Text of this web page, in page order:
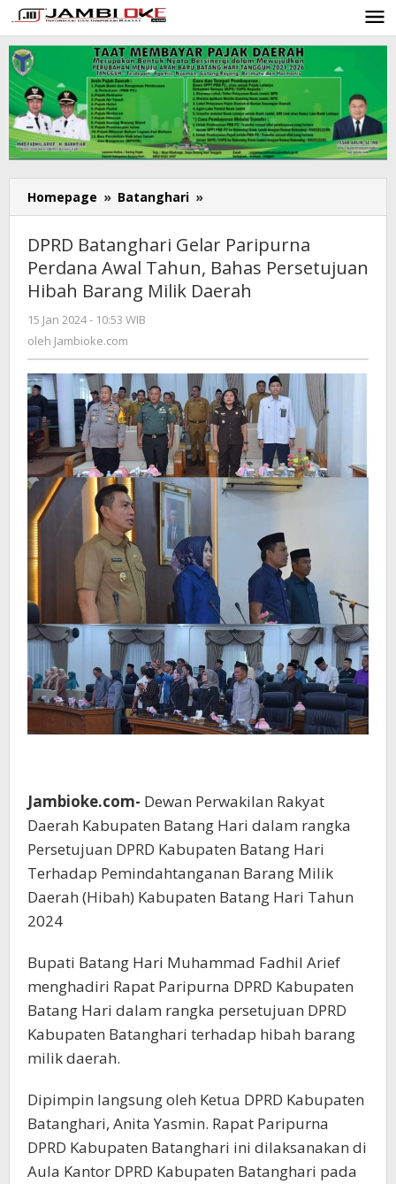
Lewati
ke
konten
Homepage » Batanghari »
Batanghari
Paripurna
Perdana
Awal
Hibah
Barang
Milik
Daerah
DPRD Batanghari Gelar Paripurna
Perdana Awal Tahun, Bahas Persetujuan
Hibah Barang Milik Daerah
15 Jan 2024 - 10:53 WIB
oleh Jambioke.com
Jambioke.com- Dewan Perwakilan Rakyat
Daerah Kabupaten Batang Hari dalam rangka
Persetujuan DPRD Kabupaten Batang Hari
Terhadap Pemindahtanganan Barang Milik
Daerah (Hibah) Kabupaten Batang Hari Tahun
2024
Bupati Batang Hari Muhammad Fadhil Arief
menghadiri Rapat Paripurna DPRD Kabupaten
Batang Hari dalam rangka persetujuan DPRD
Kabupaten Batanghari terhadap hibah barang
milik daerah.
Dipimpin langsung oleh Ketua DPRD Kabupaten
Batanghari, Anita Yasmin. Rapat Paripurna
DPRD Kabupaten Batanghari ini dilaksanakan di
Aula Kantor DPRD Kabupaten Batanghari pada